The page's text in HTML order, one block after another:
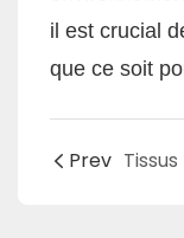
il est crucial
que ce soit
Prev